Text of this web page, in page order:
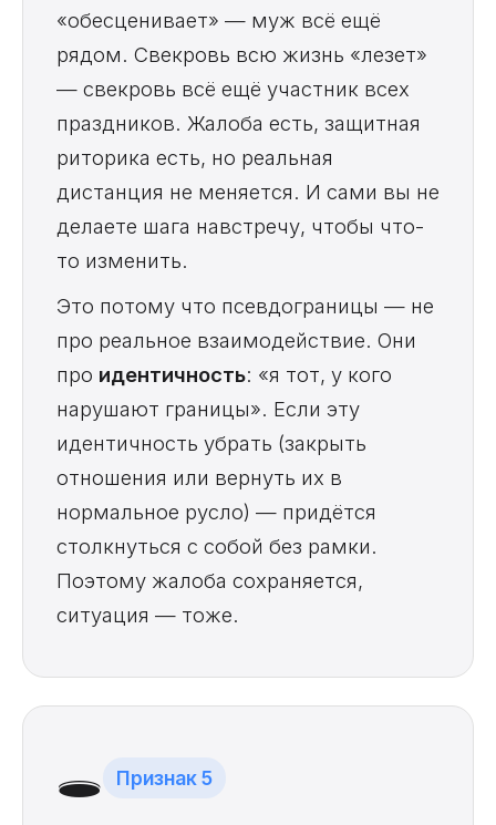
«обесценивает» — муж всё ещё
рядом. Свекровь всю жизнь «лезет»
— свекровь всё ещё участник всех
праздников. Жалоба есть, защитная
риторика есть, но реальная
дистанция не меняется. И сами вы не
делаете шага навстречу, чтобы что-
то изменить.
Это потому что псевдограницы — не
про реальное взаимодействие. Они
про идентичность: «я тот, у кого
нарушают границы». Если эту
идентичность убрать (закрыть
отношения или вернуть их в
нормальное русло) — придётся
столкнуться с собой без рамки.
Поэтому жалоба сохраняется,
ситуация — тоже.
🕳️ Признак 5